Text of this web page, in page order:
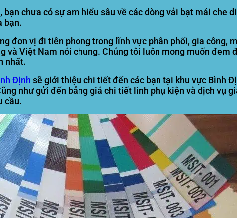
chưa có sự am hiểu sâu về các dòng vải bạt mái che
bạn.
đơn vị đi tiên phong trong lĩnh vực phân phối, gia công,
và Việt Nam nói chung. Chúng tôi luôn mong muốn đem
nhất.
Định sẽ giới thiệu chi tiết đến các bạn tại khu vực Bình
như gửi đến bảng giá chi tiết linh phụ kiện và dịch vụ
cầu.